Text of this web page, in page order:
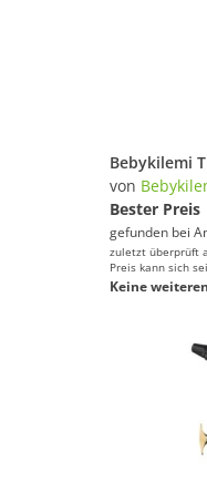
von
Bester Preis
gefunden bei
zuletzt überprüft
Preis kann sich
Keine